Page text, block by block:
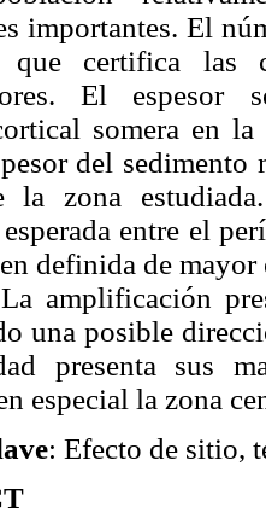
importantes. El
certifica las
El espesor
somera en
del sedimento
zona
entre el
definida de
amplificación
una posible
presenta sus
especial la zona
: Efecto de sitio,